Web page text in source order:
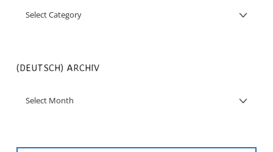
(DEUTSCH) ARCHIV